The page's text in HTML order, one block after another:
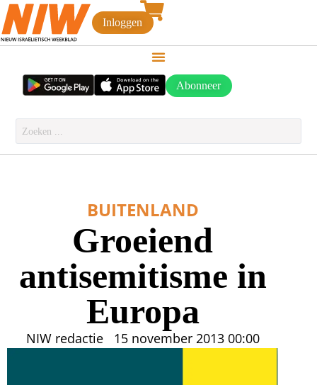
Inloggen
Abonneer
BUITENLAND
Groeiend
antisemitisme in
Europa
NIW redactie 15 november 2013 00:00